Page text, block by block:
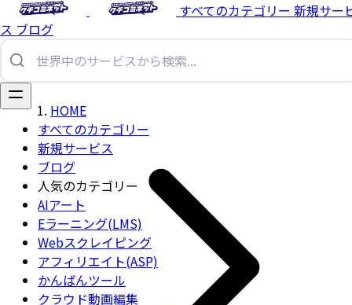
すべてのカテゴリー 新規サー
ス ブログ
すべてのカテゴリー
新規サービス
ブログ
人気のカテゴリー
AIアート
Eラーニング(LMS)
Webスクレイピング
アフィリエイト(ASP)
かんばんツール
クラウド動画編集
HOME